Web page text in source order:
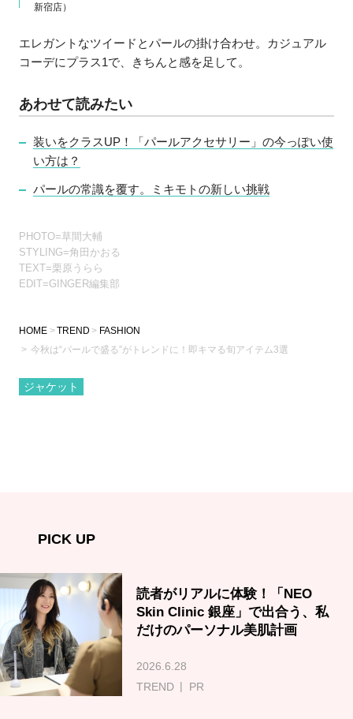
新宿店）
エレガントなツイードとパールの掛け合わせ。カジュアル
コーデにプラス1で、きちんと感を足して。
あわせて読みたい
装いをクラスUP！「パールアクセサリー」の今っぽい使
い方は？
パールの常識を覆す。ミキモトの新しい挑戦
PHOTO=草間大輔
STYLING=角田かおる
TEXT=栗原うらら
EDIT=GINGER編集部
HOME TREND
FASHION
今秋は“パールで盛る”がトレンドに！即キマる旬アイテム3選
ジャケット
PICK UP
読者がリアルに体験！「NEO
Skin Clinic 銀座」で出合う、私
だけのパーソナル美肌計画
2026.6.28
TREND
PR